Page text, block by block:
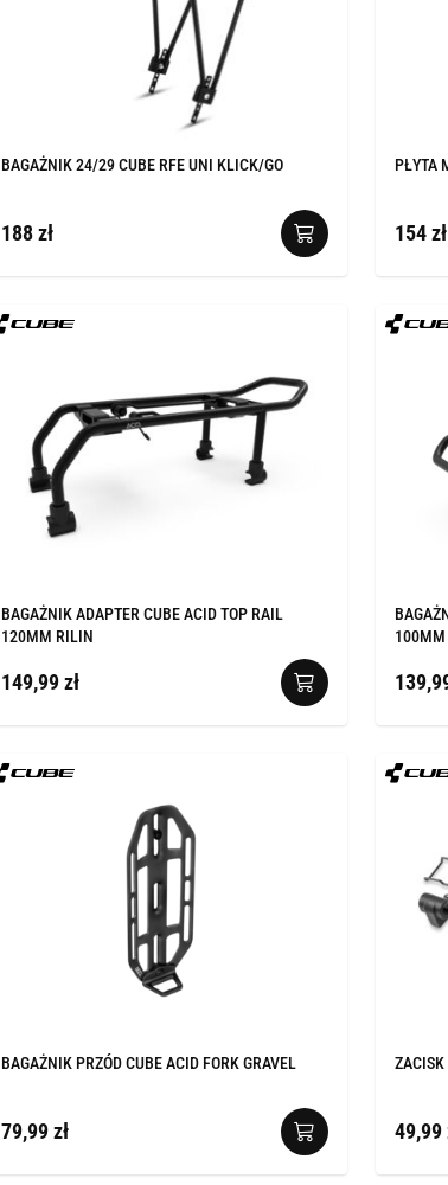
BAGAŻNIK 24/29 CUBE RFE UNI KLICK/GO
188 zł
PŁYTA
154 zł
BAGAŻNIK ADAPTER CUBE ACID TOP RAIL
120MM RILIN
149,99 zł
BAGAŻNIK PRZÓD CUBE ACID FORK GRAVEL
79,99 zł
ZACISK
49,99